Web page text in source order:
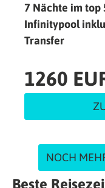
7 Nächte im top
Infinitypool
Transfer
1260
NOCH
Beste